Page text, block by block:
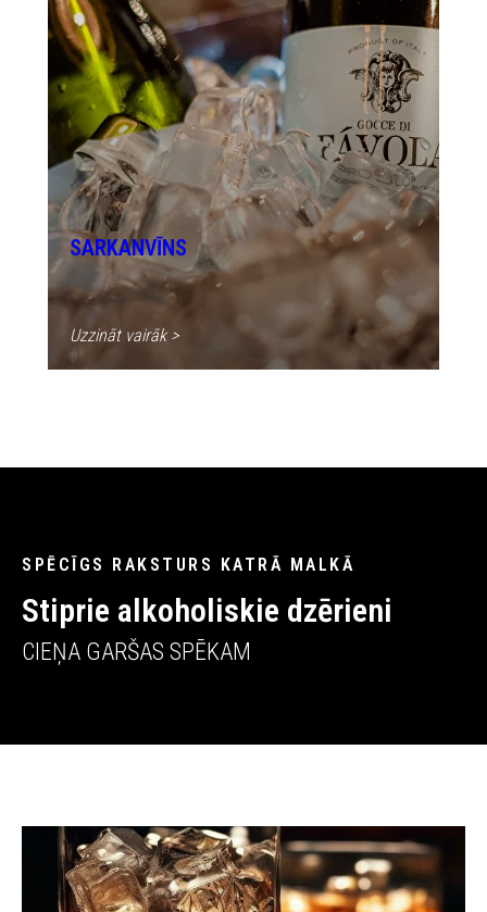
SARKANVĪNS
Uzzināt vairāk >
SPĒCĪGS RAKSTURS KATRĀ MALKĀ
Stiprie alkoholiskie dzērieni
CIEŅA GARŠAS SPĒKAM